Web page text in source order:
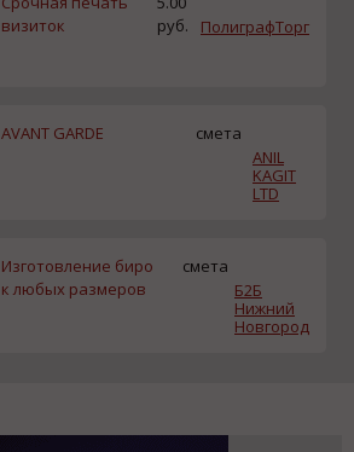
визиток
руб.
ПолиграфТорг
AVANT GARDE
смета
ANIL
KAGIT
LTD
Изготовление биро
к любых размеров
смета
Б2Б
Нижний
Новгород